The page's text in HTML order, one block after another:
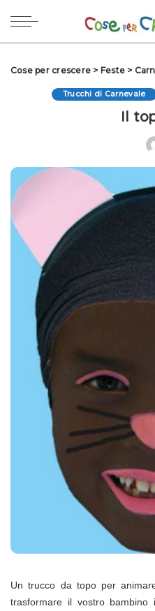
Cose per crescere > Feste >
Trucchi di Carnevale
Il
Un trucco da topo per
trasformare il vostro